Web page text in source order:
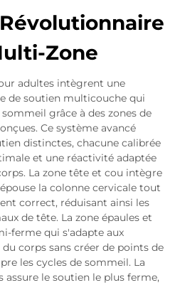
Zone
adultes intègrent une
de soutien multicouche qui
grâce à des zones de
Ce système avancé
distinctes, chacune calibrée
et une réactivité adaptée
La zone tête et cou intègre
la colonne cervicale tout
correct, réduisant ainsi les
de tête. La zone épaules et
ferme qui s'adapte aux
corps sans créer de points de
les cycles de sommeil. La
assure le soutien le plus ferme,